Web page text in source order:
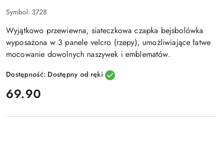
Symbol: 3728
Wyjątkowo przewiewna, siateczkowa czapka bejsbolówka
wyposażona w 3 panele velcro (rzepy), umożliwiające łatwe
mocowanie dowolnych naszywek i emblematów.
Dostępność: Dostępny od ręki
cena:
69.90